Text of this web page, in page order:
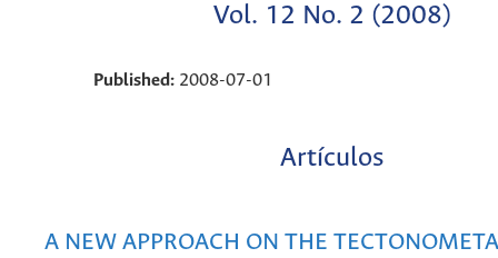
Vol. 12 No. 2 (2008)
Published: 2008-07-01
Artículos
A NEW APPROACH ON THE